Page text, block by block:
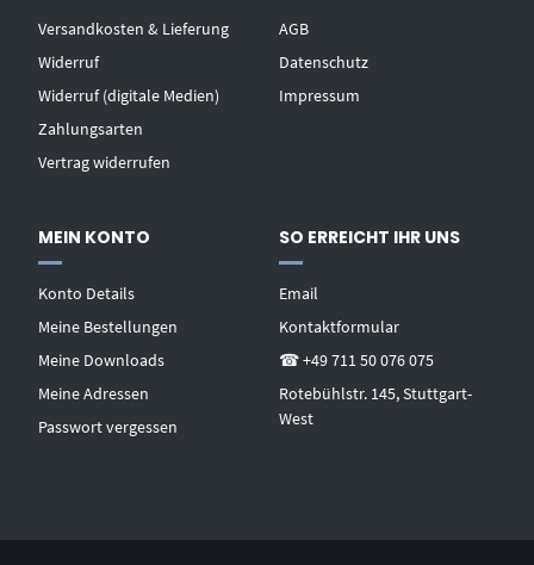
Versandkosten & Lieferung
Widerruf
Widerruf (digitale Medien)
Zahlungsarten
Vertrag widerrufen
AGB
Datenschutz
Impressum
MEIN KONTO
Konto Details
Meine Bestellungen
Meine Downloads
Meine Adressen
Passwort vergessen
SO ERREICHT IHR UNS
Email
Kontaktformular
☎ +49 711 50 076 075
Rotebühlstr. 145, Stuttgart-
West